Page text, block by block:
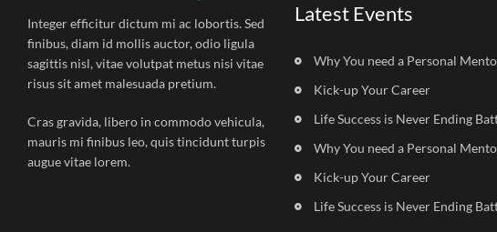
Integer efficitur dictum mi ac lobortis. Sed
finibus, diam id mollis auctor, odio ligula
sagittis nisl, vitae volutpat metus nisi vitae
risus sit amet malesuada pretium.
Cras gravida, libero in commodo vehicula,
mauris mi finibus leo, quis tincidunt turpis
augue vitae lorem.
Latest Events
Why You need a Personal
Kick-up Your Career
Life Success is Never Ending
Why You need a Personal
Kick-up Your Career
Life Success is Never Ending